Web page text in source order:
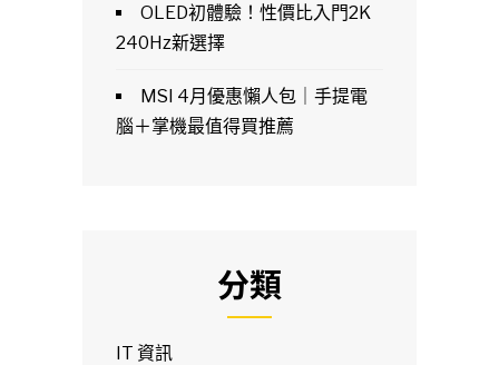
OLED初體驗！性價比入門2K
240Hz新選擇
MSI 4月優惠懶人包｜手提電
腦＋掌機最值得買推薦
分類
IT 資訊